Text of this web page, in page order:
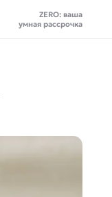
ZERO: ваша
умная рассрочка